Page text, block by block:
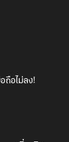
ถือไม่ลง!